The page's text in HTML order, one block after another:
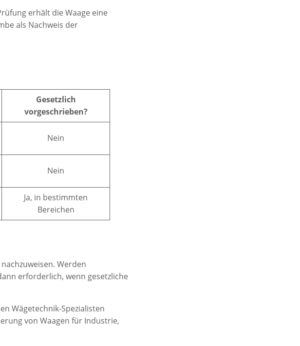
erhält die Waage eine
als Nachweis der
Gesetzlich
vorgeschrieben?
Nein
Nein
Ja, in bestimmten
Bereichen
Werden
erforderlich, wenn gesetzliche
Wägetechnik-Spezialisten
von Waagen für Industrie,